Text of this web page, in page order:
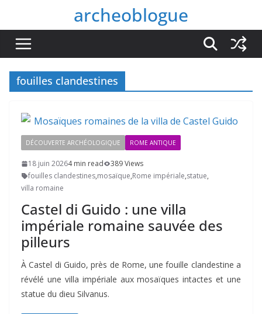
contenu
archeoblogue
fouilles clandestines
DÉCOUVERTE ARCHÉOLOGIQUE ROME ANTIQUE
18 juin 20264 min read
389 Views
fouilles clandestines,mosaïque,Rome impériale,statue,
villa romaine
Castel di Guido : une villa
impériale romaine sauvée des
pilleurs
À Castel di Guido, près de Rome, une fouille clandestine a
révélé une villa impériale aux mosaïques intactes et une
statue du dieu Silvanus.